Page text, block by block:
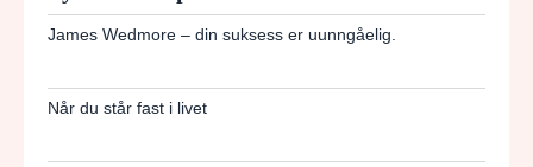
James Wedmore – din suksess er uunngåelig.
Når du står fast i livet